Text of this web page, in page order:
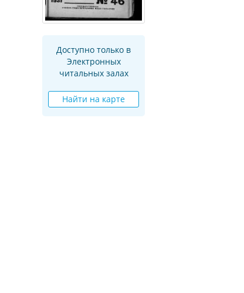
Доступно только в
Электронных
читальных залах
Найти на карте